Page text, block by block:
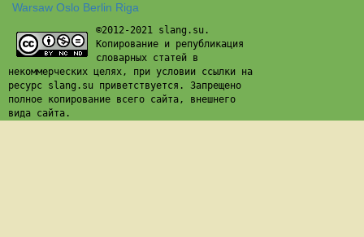
Warsaw Oslo Berlin Riga
©2012-2021 slang.su.
Копирование и републикация
словарных статей в
некоммерческих целях, при условии ссылки на
ресурс slang.su приветствуется. Запрещено
полное копирование всего сайта, внешнего
вида сайта.